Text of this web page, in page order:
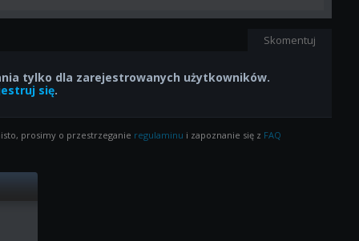
Skomentuj
tylko dla zarejestrowanych użytkowników.
się.
prosimy o przestrzeganie regulaminu i zapoznanie się z FAQ